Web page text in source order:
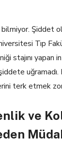
Şiddet
Tıp
stajını yapan
terk etmek
ve